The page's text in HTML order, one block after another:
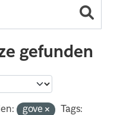
gefunden
gove
Tags: